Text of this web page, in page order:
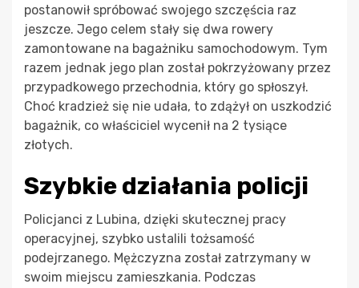
postanowił spróbować swojego szczęścia raz
jeszcze. Jego celem stały się dwa rowery
zamontowane na bagażniku samochodowym. Tym
razem jednak jego plan został pokrzyżowany przez
przypadkowego przechodnia, który go spłoszył.
Choć kradzież się nie udała, to zdążył on uszkodzić
bagażnik, co właściciel wycenił na 2 tysiące
złotych.
Szybkie działania policji
Policjanci z Lubina, dzięki skutecznej pracy
operacyjnej, szybko ustalili tożsamość
podejrzanego. Mężczyzna został zatrzymany w
swoim miejscu zamieszkania. Podczas